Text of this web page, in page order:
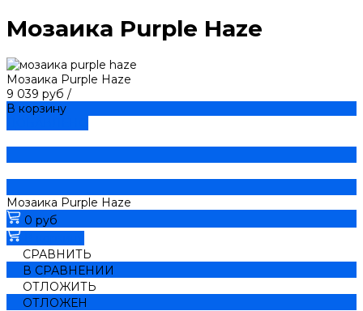
Мозаика Purple Haze
Мозаика Purple Haze
9 039 руб /
В корзину
Мозаика Purple Haze
0 руб
СРАВНИТЬ
В СРАВНЕНИИ
ОТЛОЖИТЬ
ОТЛОЖЕН